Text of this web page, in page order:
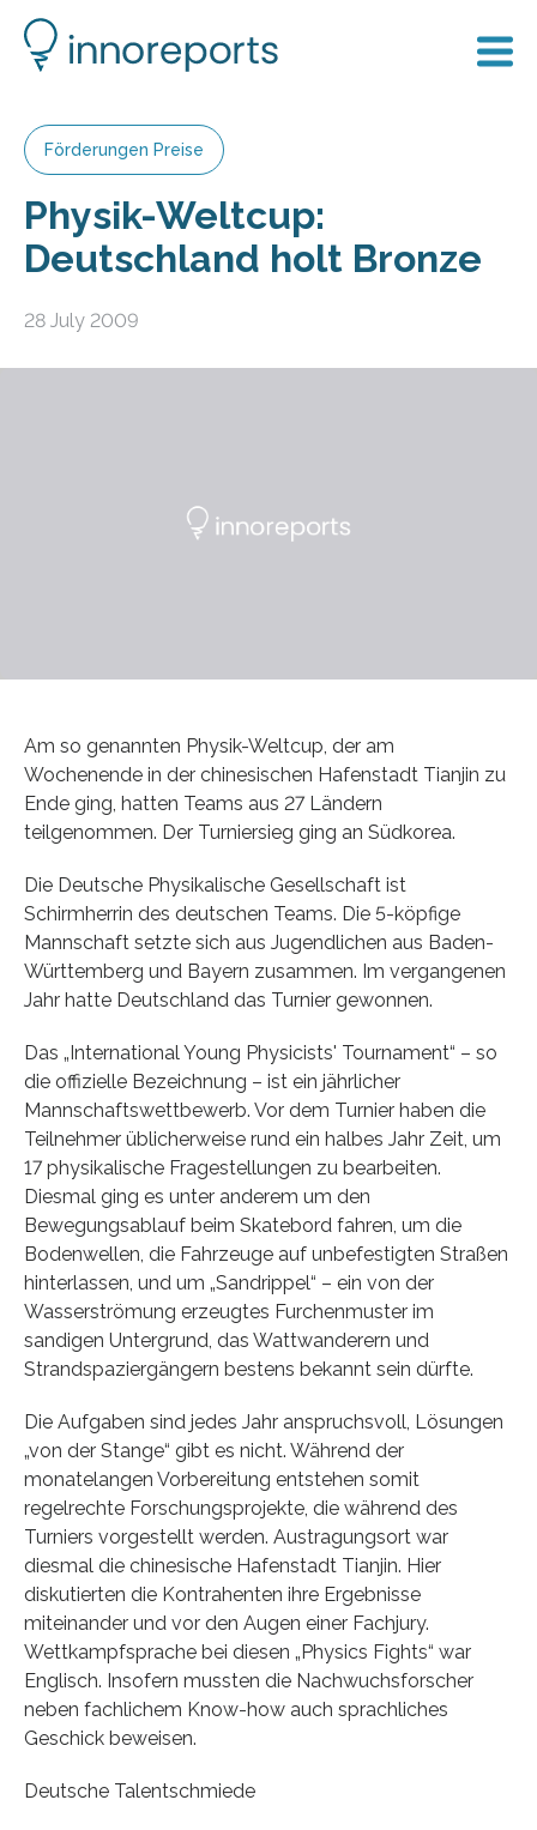
Förderungen Preise
Physik-Weltcup:
Deutschland holt Bronze
28 July 2009
Am so genannten Physik-Weltcup, der am
Wochenende in der chinesischen Hafenstadt Tianjin zu
Ende ging, hatten Teams aus 27 Ländern
teilgenommen. Der Turniersieg ging an Südkorea.
Die Deutsche Physikalische Gesellschaft ist
Schirmherrin des deutschen Teams. Die 5-köpfige
Mannschaft setzte sich aus Jugendlichen aus Baden-
Württemberg und Bayern zusammen. Im vergangenen
Jahr hatte Deutschland das Turnier gewonnen.
Das „International Young Physicists' Tournament“ – so
die offizielle Bezeichnung – ist ein jährlicher
Mannschaftswettbewerb. Vor dem Turnier haben die
Teilnehmer üblicherweise rund ein halbes Jahr Zeit, um
17 physikalische Fragestellungen zu bearbeiten.
Diesmal ging es unter anderem um den
Bewegungsablauf beim Skatebord fahren, um die
Bodenwellen, die Fahrzeuge auf unbefestigten Straßen
hinterlassen, und um „Sandrippel“ – ein von der
Wasserströmung erzeugtes Furchenmuster im
sandigen Untergrund, das Wattwanderern und
Strandspaziergängern bestens bekannt sein dürfte.
Die Aufgaben sind jedes Jahr anspruchsvoll, Lösungen
„von der Stange“ gibt es nicht. Während der
monatelangen Vorbereitung entstehen somit
regelrechte Forschungsprojekte, die während des
Turniers vorgestellt werden. Austragungsort war
diesmal die chinesische Hafenstadt Tianjin. Hier
diskutierten die Kontrahenten ihre Ergebnisse
miteinander und vor den Augen einer Fachjury.
Wettkampfsprache bei diesen „Physics Fights“ war
Englisch. Insofern mussten die Nachwuchsforscher
neben fachlichem Know-how auch sprachliches
Geschick beweisen.
Deutsche Talentschmiede